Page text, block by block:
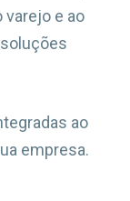
e ao
ao
empresa.